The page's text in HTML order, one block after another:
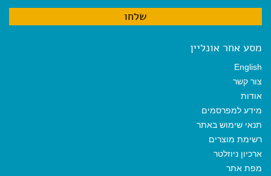
מסע אחר אונליין
English
צור קשר
אודות
מידע למפרסמים
תנאי שימוש באתר
רשימת מוצרים
ארכיון ניוזלטר
מפת אתר